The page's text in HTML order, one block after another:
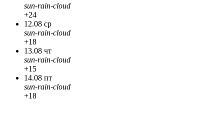
sun-rain-cloud
+24
12.08 ср
sun-rain-cloud
+18
13.08 чт
sun-rain-cloud
+15
14.08 пт
sun-rain-cloud
+18